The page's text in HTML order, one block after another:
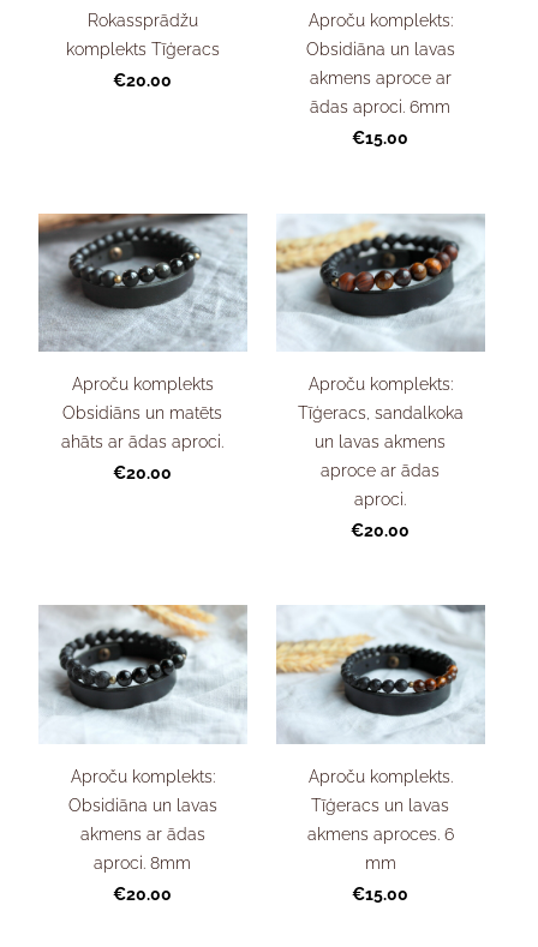
Rokassprādžu
komplekts Tīģeracs
€20.00
Aproču komplekts:
Obsidiāna un lavas
akmens aproce ar
ādas aproci. 6mm
€15.00
Aproču komplekts
Obsidiāns un matēts
ahāts ar ādas aproci.
€20.00
Aproču komplekts:
Tīģeracs, sandalkoka
un lavas akmens
aproce ar ādas
aproci.
€20.00
Aproču komplekts:
Obsidiāna un lavas
akmens ar ādas
aproci. 8mm
€20.00
Aproču komplekts.
Tīģeracs un lavas
akmens aproces. 6
mm
€15.00